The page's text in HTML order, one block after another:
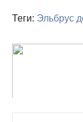
Теги: Эльбрус